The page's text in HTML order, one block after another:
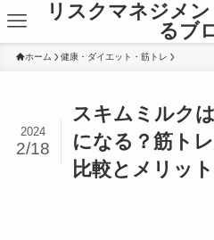
リスクマネジメ
るブ
ホーム 健康・ダイエット・筋トレ
スキムミルク
になる？筋ト
比較とメリッ
2024
2/18